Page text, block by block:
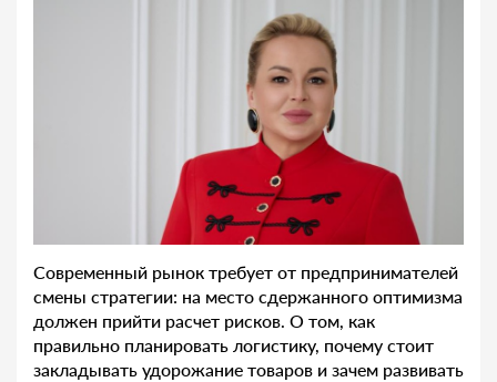
Современный рынок требует от предпринимателей
смены стратегии: на место сдержанного оптимизма
должен прийти расчет рисков. О том, как
правильно планировать логистику, почему стоит
закладывать удорожание товаров и зачем развивать